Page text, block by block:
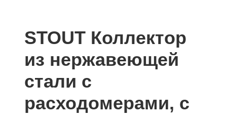
STOUT Коллектор
из нержавеющей
стали с
расходомерами, с